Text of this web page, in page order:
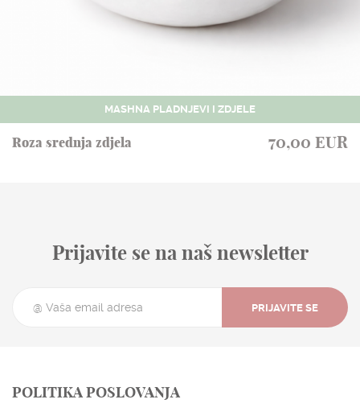
MASHNA PLADNJEVI I ZDJELE
Roza srednja zdjela 70,00 EUR
Prijavite se na naš newsletter
PRIJAVITE SE
POLITIKA POSLOVANJA